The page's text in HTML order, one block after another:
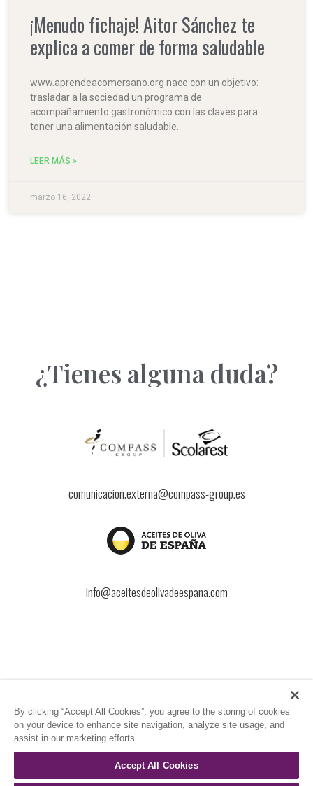
¡Menudo fichaje! Aitor Sánchez te
explica a comer de forma saludable
www.aprendeacomersano.org nace con un objetivo:
trasladar a la sociedad un programa de
acompañamiento gastronómico con las claves para
tener una alimentación saludable.
LEER MÁS »
marzo 16, 2022
¿Tienes alguna duda?
comunicacion.externa@compass-group.es
info@aceitesdeolivadeespana.com
Aviso LegalLOPDGDDPolítica de cookiesPolítica de privacidad
Conducta proveedores
Estado de información no financiera (EINF)Código de conductaSpeakup
Política de Responsabilidad EmpresarialPolítica de Derechos Humanos
Política de Diligencia Debida de Integridad de Terceras Partes, TPIDD
By clicking “Accept All Cookies”, you agree to the storing of cookies
on your device to enhance site navigation, analyze site usage, and
assist in our marketing efforts.
Accept All Cookies